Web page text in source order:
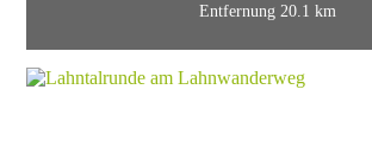
Entfernung 20.1 km